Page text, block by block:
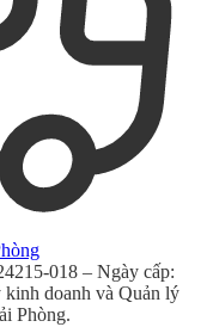
018 – Ngày cấp:
doanh và Quản lý
Phòng.